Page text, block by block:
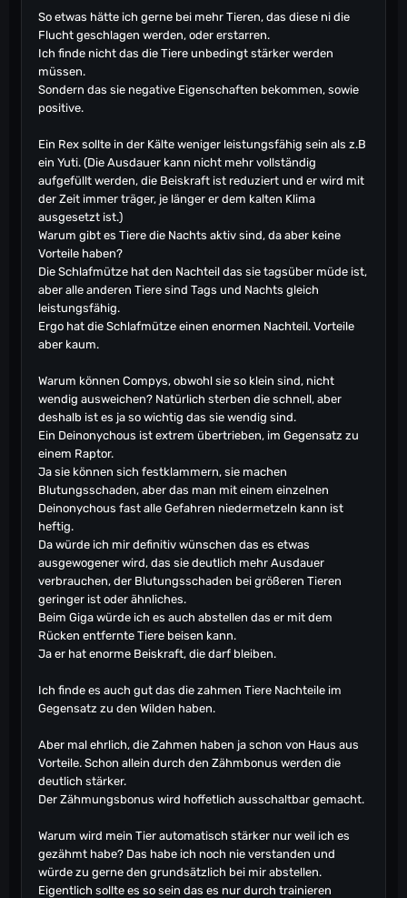
So etwas hätte ich gerne bei mehr Tieren, das diese ni die
Flucht geschlagen werden, oder erstarren.
Ich finde nicht das die Tiere unbedingt stärker werden
müssen.
Sondern das sie negative Eigenschaften bekommen, sowie
positive.
Ein Rex sollte in der Kälte weniger leistungsfähig sein als z.B
ein Yuti. (Die Ausdauer kann nicht mehr vollständig
aufgefüllt werden, die Beiskraft ist reduziert und er wird mit
der Zeit immer träger, je länger er dem kalten Klima
ausgesetzt ist.)
Warum gibt es Tiere die Nachts aktiv sind, da aber keine
Vorteile haben?
Die Schlafmütze hat den Nachteil das sie tagsüber müde ist,
aber alle anderen Tiere sind Tags und Nachts gleich
leistungsfähig.
Ergo hat die Schlafmütze einen enormen Nachteil. Vorteile
aber kaum.
Warum können Compys, obwohl sie so klein sind, nicht
wendig ausweichen? Natürlich sterben die schnell, aber
deshalb ist es ja so wichtig das sie wendig sind.
Ein Deinonychous ist extrem übertrieben, im Gegensatz zu
einem Raptor.
Ja sie können sich festklammern, sie machen
Blutungsschaden, aber das man mit einem einzelnen
Deinonychous fast alle Gefahren niedermetzeln kann ist
heftig.
Da würde ich mir definitiv wünschen das es etwas
ausgewogener wird, das sie deutlich mehr Ausdauer
verbrauchen, der Blutungsschaden bei größeren Tieren
geringer ist oder ähnliches.
Beim Giga würde ich es auch abstellen das er mit dem
Rücken entfernte Tiere beisen kann.
Ja er hat enorme Beiskraft, die darf bleiben.
Ich finde es auch gut das die zahmen Tiere Nachteile im
Gegensatz zu den Wilden haben.
Aber mal ehrlich, die Zahmen haben ja schon von Haus aus
Vorteile. Schon allein durch den Zähmbonus werden die
deutlich stärker.
Der Zähmungsbonus wird hoffetlich ausschaltbar gemacht.
Warum wird mein Tier automatisch stärker nur weil ich es
gezähmt habe? Das habe ich noch nie verstanden und
würde zu gerne den grundsätzlich bei mir abstellen.
Eigentlich sollte es so sein das es nur durch trainieren